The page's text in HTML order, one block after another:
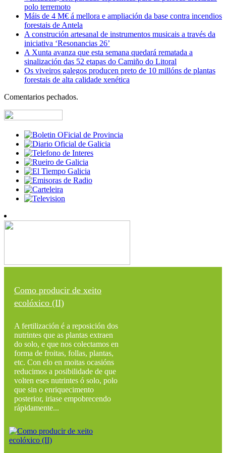
polo terremoto
Máis de 4 M€ á mellora e ampliación da base contra incendios
forestais de Antela
A construción artesanal de instrumentos musicais a través da
iniciativa ‘Resonancias 26’
A Xunta avanza que esta semana quedará rematada a
sinalización das 52 etapas do Camiño do Litoral
Os viveiros galegos producen preto de 10 millóns de plantas
forestais de alta calidade xenética
Comentarios pechados.
Como producir de xeito
ecolóxico (II)
A fertilización é a reposición dos
nutrintes que as plantas extraen
do solo, e que nos colectamos en
forma de froitas, follas, plantas,
etc. Con elo en moitas ocasións
reducimos a posibilidade de que
volten eses nutrintes ó solo, polo
que sin o enriquecimento
posterior, iriase empobrecendo
rápidamente...